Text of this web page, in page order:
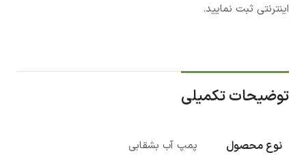
اینترنتی ثبت نمایید.
توضیحات تکمیلی
نوع محصول پمپ آب بشقابی